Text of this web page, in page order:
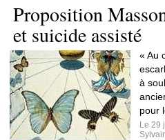
Proposition
et suicide assisté
« Au
à
pour
Le 29